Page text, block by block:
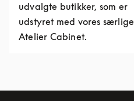
udvalgte butikker, som er
udstyret med vores særlige
Atelier Cabinet.